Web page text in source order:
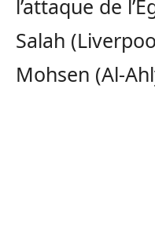
l’attaque de
Salah
Mohsen (Al-